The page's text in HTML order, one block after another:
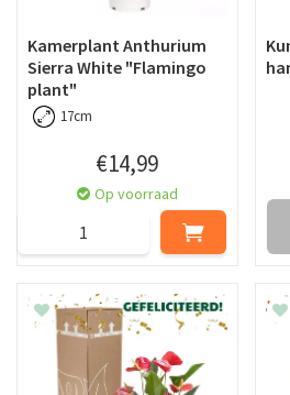
Kamerplant Anthurium
Sierra White "Flamingo
plant"
17cm
€14,99
Op voorraad